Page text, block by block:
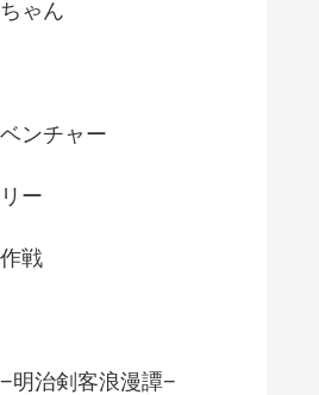
ゃん
ンチャー
ー
戦
明治剣客浪漫譚−